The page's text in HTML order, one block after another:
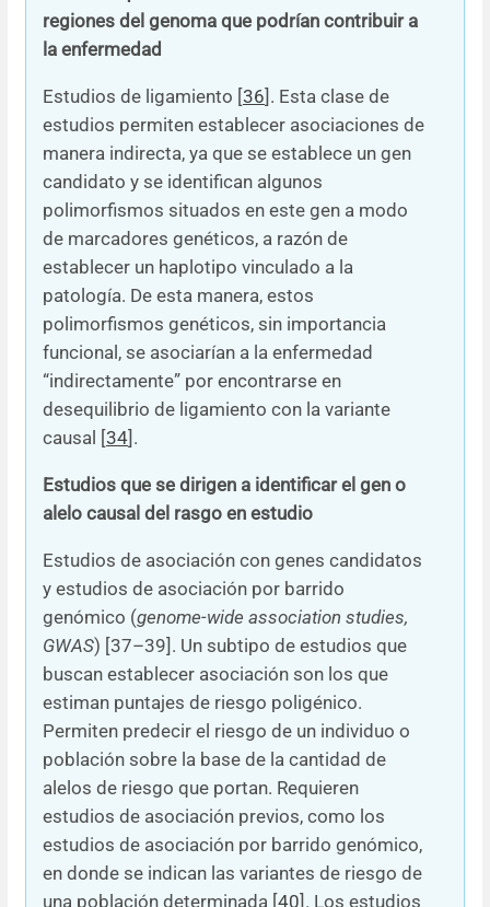
regiones del genoma que podrían contribuir a
la enfermedad
Estudios de ligamiento [36]. Esta clase de
estudios permiten establecer asociaciones de
manera indirecta, ya que se establece un gen
candidato y se identifican algunos
polimorfismos situados en este gen a modo
de marcadores genéticos, a razón de
establecer un haplotipo vinculado a la
patología. De esta manera, estos
polimorfismos genéticos, sin importancia
funcional, se asociarían a la enfermedad
“indirectamente” por encontrarse en
desequilibrio de ligamiento con la variante
causal [34].
Estudios que se dirigen a identificar el gen o
alelo causal del rasgo en estudio
Estudios de asociación con genes candidatos
y estudios de asociación por barrido
genómico (genome-wide association studies,
GWAS) [37–39]. Un subtipo de estudios que
buscan establecer asociación son los que
estiman puntajes de riesgo poligénico.
Permiten predecir el riesgo de un individuo o
población sobre la base de la cantidad de
alelos de riesgo que portan. Requieren
estudios de asociación previos, como los
estudios de asociación por barrido genómico,
en donde se indican las variantes de riesgo de
una población determinada [40]. Los estudios